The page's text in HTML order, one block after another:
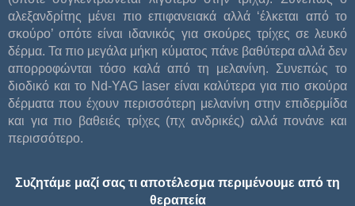
αλεξανδρίτης μένει πιο επιφανειακά αλλά ‘έλκεται από το
σκούρο’ οπότε είναι ιδανικός για σκούρες τρίχες σε λευκό
δέρμα. Τα πιο μεγάλα μήκη κύματος πάνε βαθύτερα αλλά δεν
απορροφώνται τόσο καλά από τη μελανίνη. Συνεπώς το
διοδικό και το Nd-YAG laser είναι καλύτερα για πιο σκούρα
δέρματα που έχουν περισσότερη μελανίνη στην επιδερμίδα
και για πιο βαθειές τρίχες (πχ ανδρικές) αλλά πονάνε και
περισσότερο.
Συζητάμε μαζί σας τι αποτέλεσμα περιμένουμε από τη
θεραπεία